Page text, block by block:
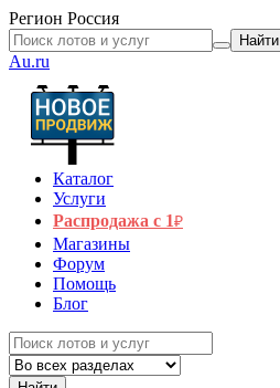
Регион Россия
Найти
Au.ru
Каталог
Услуги
Распродажа с 1₽
Магазины
Форум
Помощь
Блог